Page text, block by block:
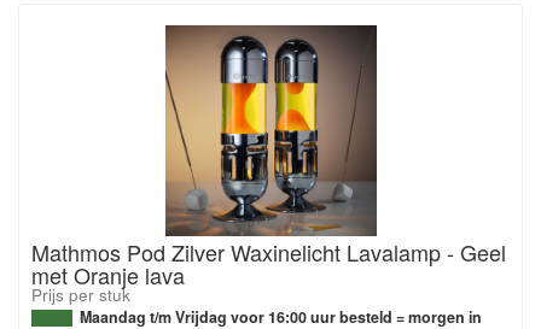
Mathmos Pod Zilver Waxinelicht Lavalamp - Geel
met Oranje lava
Prijs per stuk
Maandag t/m Vrijdag voor 16:00 uur besteld = morgen in